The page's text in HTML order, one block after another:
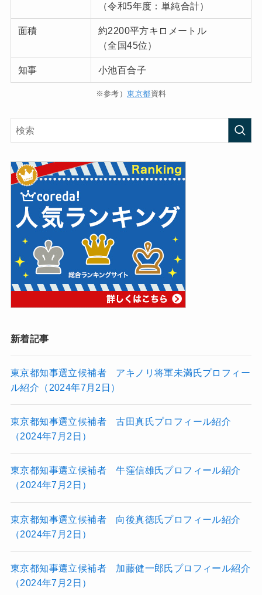
（令和5年度：単純合計）
面積
約2200平方キロメートル
（全国45位）
知事 小池百合子
※参考）東京都資料
新着記事
東京都知事選立候補者 アキノリ将軍未満氏プロフィー
ル紹介（2024年7月2日）
東京都知事選立候補者 古田真氏プロフィール紹介
（2024年7月2日）
東京都知事選立候補者 牛窪信雄氏プロフィール紹介
（2024年7月2日）
東京都知事選立候補者 向後真徳氏プロフィール紹介
（2024年7月2日）
東京都知事選立候補者 加藤健一郎氏プロフィール紹介
（2024年7月2日）